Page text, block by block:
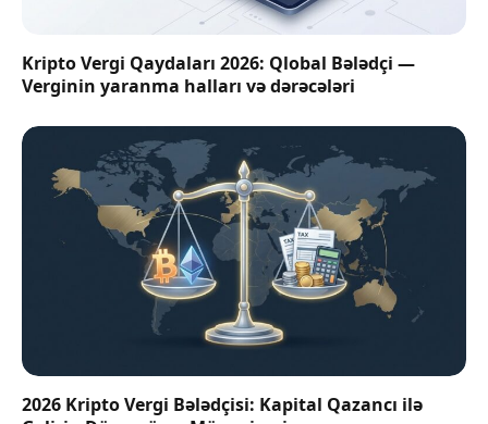
Kripto Vergi Qaydaları 2026: Qlobal Bələdçi —
Verginin yaranma halları və dərəcələri
2026 Kripto Vergi Bələdçisi: Kapital Qazancı ilə